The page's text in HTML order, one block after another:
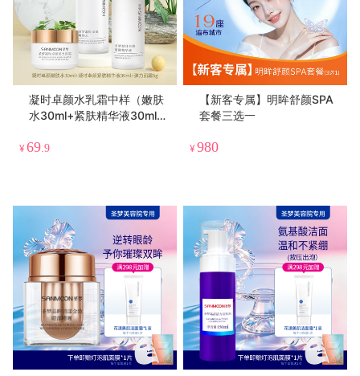
凝时卓颜水乳霜中样（嫩肤
水30ml+紧肤精华液30ml
¥69.9
【新客专属】明眸舒颜SPA
套餐三选一
¥980